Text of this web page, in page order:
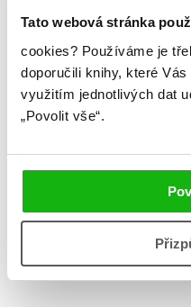
Tato webová stránka
cookies? Používáme je
doporučili knihy, které
využitím jednotlivých dat
„Povolit vše“.
Původní jazyk
Věk od